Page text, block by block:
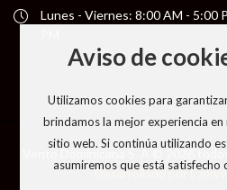
Lunes - Viernes: 8:00 AM - 5:00
Vento Dominicana S. A © 2026
Desarrollado por
Aviso de
Utilizamos cookies para
brindamos la mejor experiencia en
sitio web. Si continúa utilizando
asumiremos que está satisfecho